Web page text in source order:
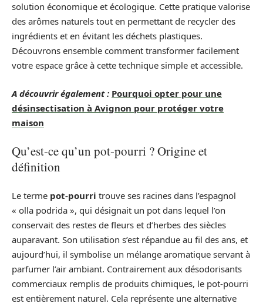
solution économique et écologique. Cette pratique valorise
des arômes naturels tout en permettant de recycler des
ingrédients et en évitant les déchets plastiques.
Découvrons ensemble comment transformer facilement
votre espace grâce à cette technique simple et accessible.
A découvrir également : Pourquoi opter pour une
désinsectisation à Avignon pour protéger votre
maison
Qu’est-ce qu’un pot-pourri ? Origine et
définition
Le terme pot-pourri trouve ses racines dans l’espagnol
« olla podrida », qui désignait un pot dans lequel l’on
conservait des restes de fleurs et d’herbes des siècles
auparavant. Son utilisation s’est répandue au fil des ans, et
aujourd’hui, il symbolise un mélange aromatique servant à
parfumer l’air ambiant. Contrairement aux désodorisants
commerciaux remplis de produits chimiques, le pot-pourri
est entièrement naturel. Cela représente une alternative